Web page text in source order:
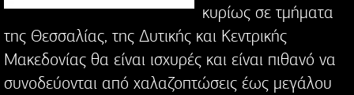
κυρίως σε τμήματα
της Θεσσαλίας, της Δυτικής και Κεντρικής
Μακεδονίας θα είναι ισχυρές και είναι πιθανό να
συνοδεύονται από χαλαζοπτώσεις έως μεγάλου